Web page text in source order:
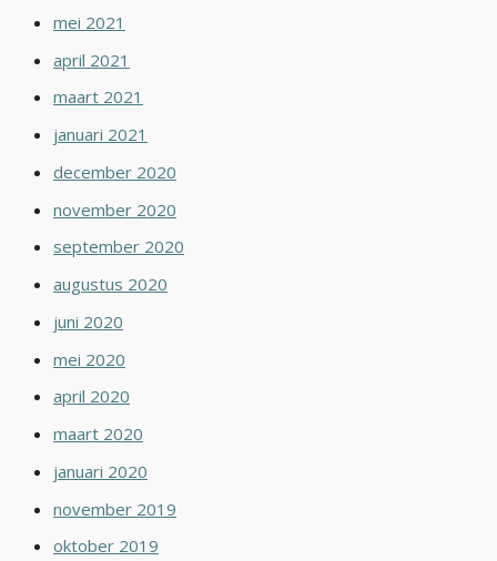
mei 2021
april 2021
maart 2021
januari 2021
december 2020
november 2020
september 2020
augustus 2020
juni 2020
mei 2020
april 2020
maart 2020
januari 2020
november 2019
oktober 2019